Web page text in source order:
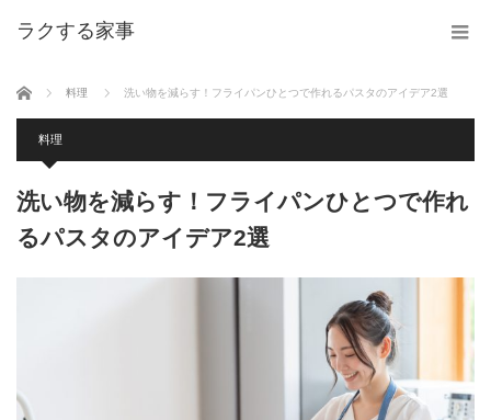
ラクする家事
ホーム 料理 洗い物を減らす！フライパンひとつで作れるパスタのアイデア2選
料理
洗い物を減らす！フライパンひとつで作れ
るパスタのアイデア2選